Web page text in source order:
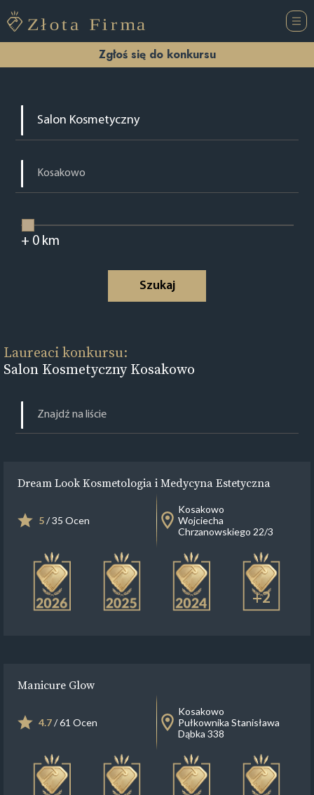
Zgłoś się do konkursu
+ 0km
Szukaj
Laureaci konkursu:
Salon Kosmetyczny Kosakowo
Dream Look Kosmetologia i Medycyna Estetyczna
5/ 35 Ocen
Kosakowo
Wojciecha
Chrzanowskiego 22/3
+2
Manicure Glow
4.7/ 61 Ocen
Kosakowo
Pułkownika Stanisława
Dąbka 338